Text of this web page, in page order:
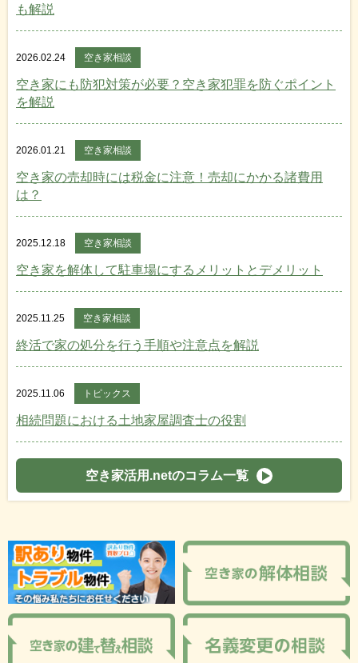
も解説
2026.02.24 空き家相談
空き家にも防犯対策が必要？空き家犯罪を防ぐポイント
を解説
2026.01.21 空き家相談
空き家の売却時には税金に注意！売却にかかる諸費用
は？
2025.12.18 空き家相談
空き家を解体して駐車場にするメリットとデメリット
2025.11.25 空き家相談
終活で家の処分を行う手順や注意点を解説
2025.11.06 トピックス
相続問題における土地家屋調査士の役割
空き家活用.netのコラム一覧